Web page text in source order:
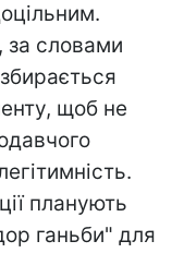
за словами
щоб не
планують
ганьби" для